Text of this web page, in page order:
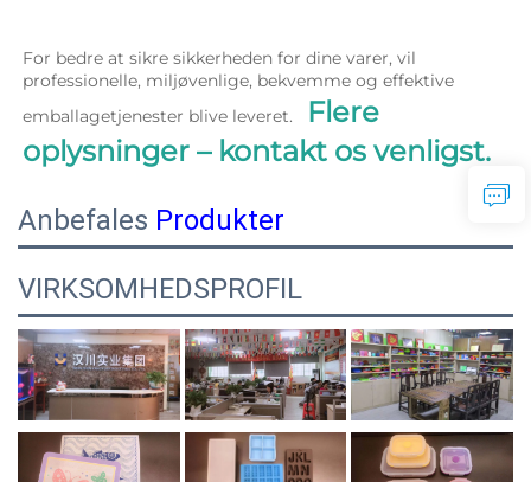
For bedre at sikre sikkerheden for dine varer, vil
professionelle, miljøvenlige, bekvemme og effektive
emballagetjenester blive leveret.
Flere
oplysninger – kontakt os venligst.
Anbefales Produkter
VIRKSOMHEDSPROFIL